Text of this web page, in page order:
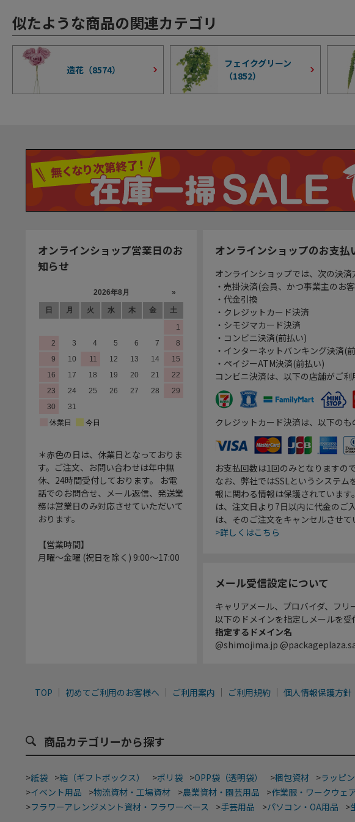
似たような商品の関連カテゴリ
造花（8574）
フェイクグリーン
（1852）
オンラインショップ営業日のお
知らせ
＊赤色の日は、休業日となっておりま
す。ご注文、お問い合わせは年中無
休、24時間受付しております。 お電
話でのお問合せ、メール返信、発送業
務は営業日のみ対応させていただいて
おります。
【営業時間】
月曜～金曜 (祝日を除く) 9:00～17:00
オンラインショップのお支払
オンラインショップでは、次の決済
・売掛決済(会員、かつ事業主のお
・代金引換
・クレジットカード決済
・シモジマカード決済
・コンビニ決済(前払い)
・インターネットバンキング決済(
・ペイジーATM決済(前払い)
コンビニ決済は、以下の店舗がご利
クレジットカード決済は、以下のも
お支払回数は1回のみとなりますの
なお、弊社ではSSLというシステム
報に関わる情報は保護されていま
は、注文日より7日以内に代金のご
は、そのご注文をキャンセルさせて
>詳しくはこちら
メール受信設定について
キャリアメール、プロバイダ、フ
以下のドメインを指定しメールを受
指定するドメイン名
@shimojima.jp
TOP 初めてご利用のお客様へ ご利用案内 ご利用規約 個人情報保護方針
商品カテゴリーから探す
>紙袋 >箱（ギフトボックス） >ポリ袋 >OPP袋（透明袋） >梱包資材 >ラッピ
>イベント用品 >物流資材・工場資材 >農業資材・園芸用品 >作業服・ワークウェ
>フラワーアレンジメント資材・フラワーベース >手芸用品 >パソコン・OA用品 >